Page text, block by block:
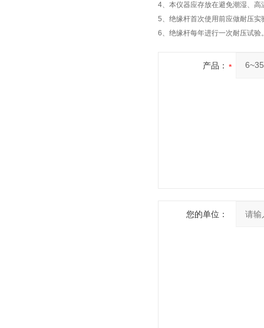
4、本仪器应存放在避免潮湿、高
5、绝缘杆首次使用前应做耐压实
6、绝缘杆每年进行一次耐压试验
产品：
您的单位：